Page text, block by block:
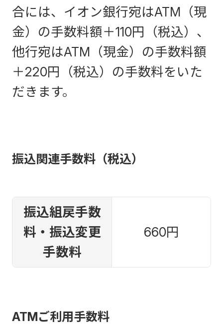
合には、イオン銀行宛はATM（現
金）の手数料額＋110円（税込）、
他行宛はATM（現金）の手数料額
＋220円（税込）の手数料をいた
だきます。
振込関連手数料（税込）
振込組戻手数
料・振込変更
手数料
660円
ATMご利用手数料